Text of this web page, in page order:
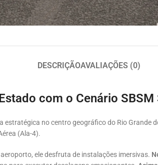
DESCRIÇÃOAVALIAÇÕES (0)
com o Cenário SBSM
estratégica no centro geográfico do Rio Grande
(Ala-4).
ele desfruta de instalações imersivas.